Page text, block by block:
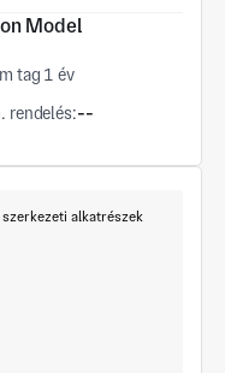
Model
tag 1 év
rendelés:--